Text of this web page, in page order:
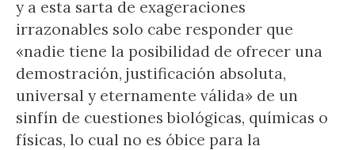
y a esta sarta de exageraciones
irrazonables solo cabe responder que
«nadie tiene la posibilidad de ofrecer una
demostración, justificación absoluta,
universal y eternamente válida» de un
sinfín de cuestiones biológicas, químicas o
físicas, lo cual no es óbice para la